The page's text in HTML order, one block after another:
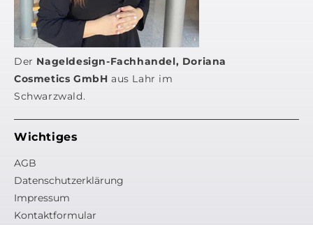
Der Nageldesign-Fachhandel, Doriana
Cosmetics GmbH aus Lahr im
Schwarzwald.
Wichtiges
AGB
Datenschutzerklärung
Impressum
Kontaktformular